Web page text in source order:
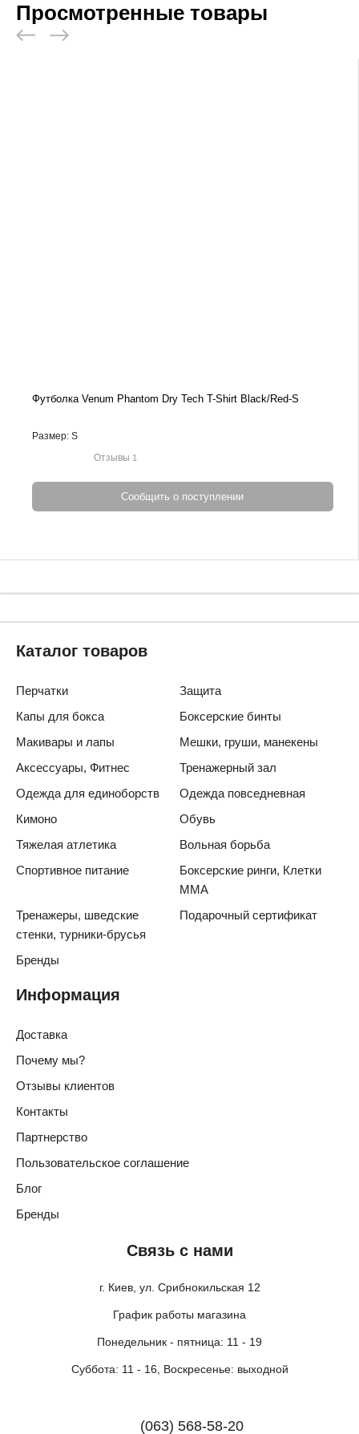
Просмотренные товары
Футболка Venum Phantom Dry Tech T-Shirt Black/Red-S
Размер: S
Отзывы 1
Сообщить о поступлении
Связь с нами
г. Киев, ул. Срибнокильская 12
График работы магазина
Понедельник - пятница: 11 - 19
Суббота: 11 - 16, Воскресенье: выходной
(063) 568-58-20
Каталог товаров
Перчатки
Защита
Капы для бокса
Боксерские бинты
Макивары и лапы
Мешки, груши, манекены
Аксессуары, Фитнес
Тренажерный зал
Одежда для единоборств
Одежда повседневная
Кимоно
Обувь
Тяжелая атлетика
Вольная борьба
Спортивное питание
Боксерские ринги, Клетки
ММА
Тренажеры, шведские
стенки, турники-брусья
Подарочный сертификат
Бренды
Информация
Доставка
Почему мы?
Отзывы клиентов
Контакты
Партнерство
Пользовательское соглашение
Блог
Бренды